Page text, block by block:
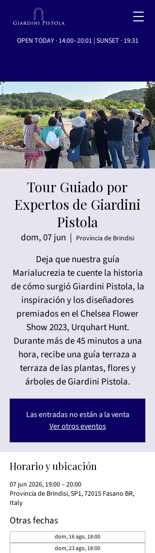
OPEN TODAY · 14:00–20:01 | SUNSET · 19:31
Tour Guiado por
Expertos de Giardini
Pistola
dom, 07 jun
  |
Provincia de Brindisi
Deja que nuestra guía
Marialucrezia te cuente la historia
de cómo surgió Giardini Pistola, la
inspiración y los diseñadores
premiados en el Chelsea Flower
Show 2023, Urquhart Hunt.
Durante más de 45 minutos a una
hora, recibe una guía terraza a
terraza de las plantas, flores y
árboles de Giardini Pistola.
Las entradas no están a la venta
Ver otros eventos
Horario y ubicación
07 jun 2026, 19:00 – 20:00
Provincia de Brindisi, SP1, 72015 Fasano BR,
Italy
Otras fechas
dom, 16 ago, 18:00
dom, 23 ago, 18:00